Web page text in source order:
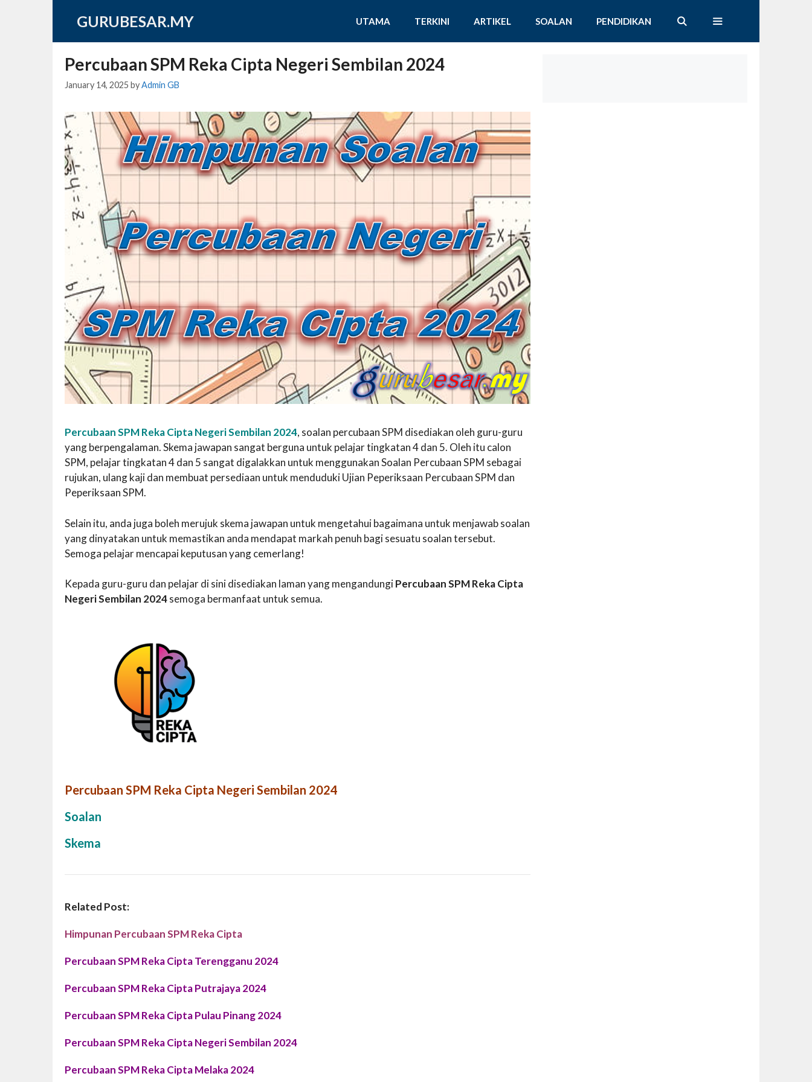
GURUBESAR.MY UTAMA TERKINI ARTIKEL SOALAN PENDIDIKAN
Percubaan SPM Reka Cipta Negeri Sembilan 2024
January 14, 2025 byAdmin GB
Percubaan SPM Reka Cipta Negeri Sembilan 2024, soalan percubaan SPM disediakan oleh guru-guru
yang berpengalaman. Skema jawapan sangat berguna untuk pelajar tingkatan 4 dan 5. Oleh itu calon
SPM, pelajar tingkatan 4 dan 5 sangat digalakkan untuk menggunakan Soalan Percubaan SPM sebagai
rujukan, ulang kaji dan membuat persediaan untuk menduduki Ujian Peperiksaan Percubaan SPM dan
Peperiksaan SPM.
Selain itu, anda juga boleh merujuk skema jawapan untuk mengetahui bagaimana untuk menjawab soalan
yang dinyatakan untuk memastikan anda mendapat markah penuh bagi sesuatu soalan tersebut.
Semoga pelajar mencapai keputusan yang cemerlang!
Kepada guru-guru dan pelajar di sini disediakan laman yang mengandungiPercubaan SPM Reka Cipta
Negeri Sembilan 2024semoga bermanfaat untuk semua.
Percubaan SPM Reka Cipta Negeri Sembilan 2024
Soalan
Skema
Related Post:
Himpunan Percubaan SPM Reka Cipta
Percubaan SPM Reka Cipta Terengganu 2024
Percubaan SPM Reka Cipta Putrajaya 2024
Percubaan SPM Reka Cipta Pulau Pinang 2024
Percubaan SPM Reka Cipta Negeri Sembilan 2024
Percubaan SPM Reka Cipta Melaka 2024